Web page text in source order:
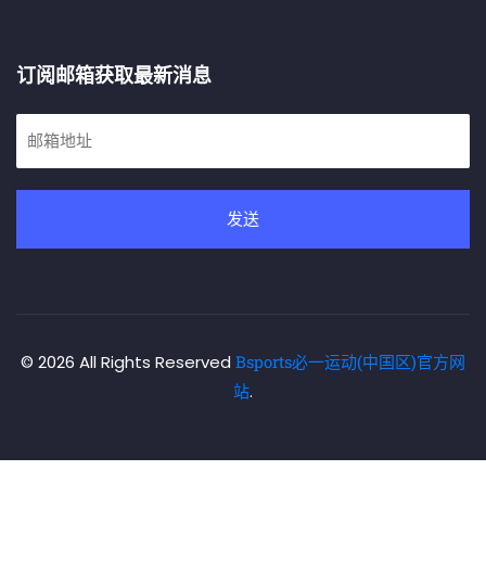
订阅邮箱获取最新消息
发送
© 2026 All Rights Reserved Bsports必一运动(中国区)官方网
站.